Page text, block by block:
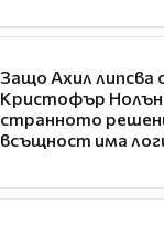
Защо Ахил липсва
Кристофър
странното
всъщност има